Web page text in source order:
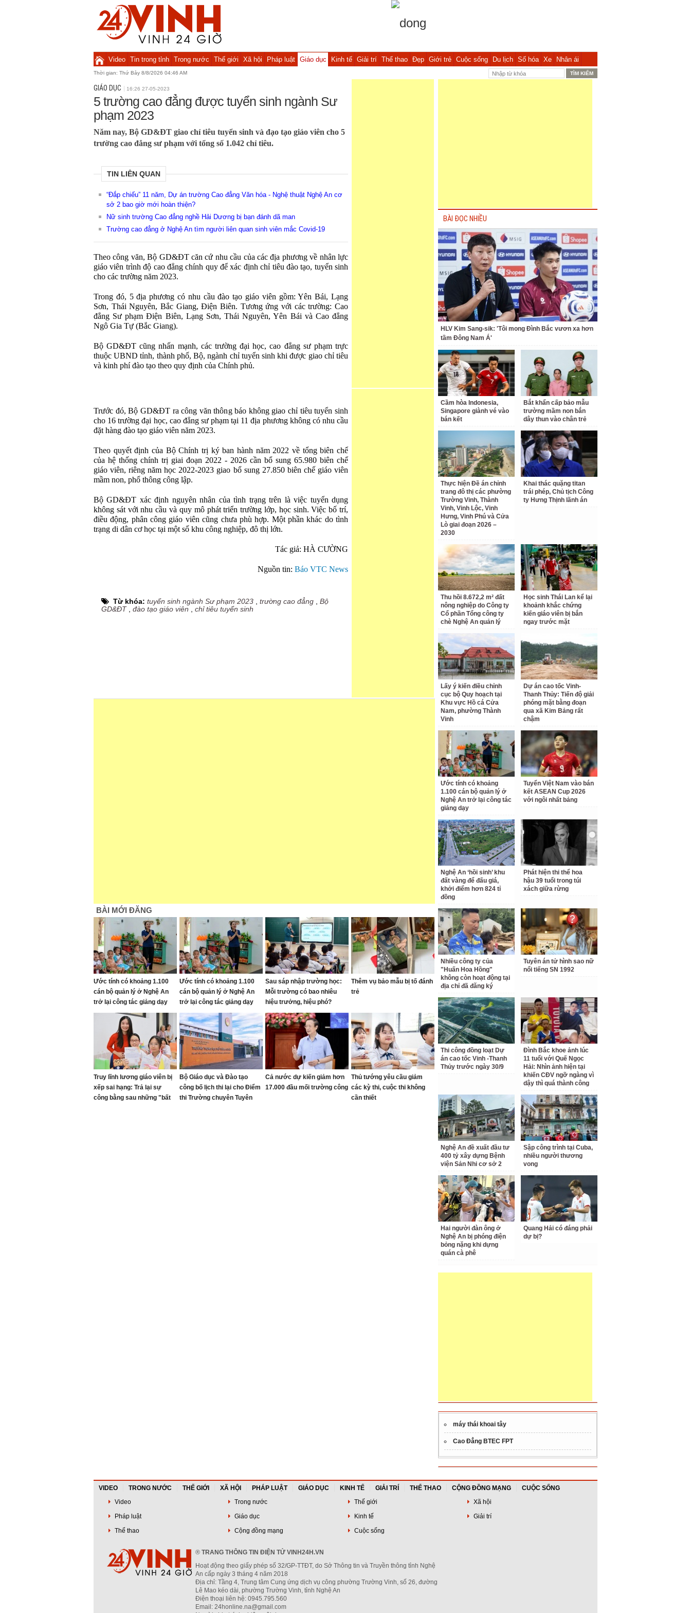
Video Tin trong tỉnh Trong nước Thế giới Xã hội Pháp luật Giáo dục Kinh tế Giải trí Thể thao Đẹp Giới trẻ Cuộc sống Du lịch Số hóa Xe Nhân ái
Thời gian: Thứ Bảy 8/8/2026 04:46 AM
GIÁO DỤC 16:26 27-05-2023
5 trường cao đẳng được tuyển sinh ngành Sư
phạm 2023
Năm nay, Bộ GD&ĐT giao chỉ tiêu tuyển sinh và đạo tạo giáo viên cho 5
trường cao đẳng sư phạm với tổng số 1.042 chỉ tiêu.
TIN LIÊN QUAN
“Đắp chiếu” 11 năm, Dự án trường Cao đẳng Văn hóa - Nghệ thuật Nghệ An cơ
sở 2 bao giờ mới hoàn thiện?
Nữ sinh trường Cao đẳng nghề Hải Dương bị bạn đánh dã man
Trường cao đẳng ở Nghệ An tìm người liên quan sinh viên mắc Covid-19
Theo công văn, Bộ GD&ĐT căn cứ nhu cầu của các địa phương về nhân lực
giáo viên trình độ cao đẳng chính quy để xác định chỉ tiêu đào tạo, tuyển sinh
cho các trường năm 2023.
Trong đó, 5 địa phương có nhu cầu đào tạo giáo viên gồm: Yên Bái, Lạng
Sơn, Thái Nguyên, Bắc Giang, Điện Biên. Tương ứng với các trường: Cao
đẳng Sư phạm Điện Biên, Lạng Sơn, Thái Nguyên, Yên Bái và Cao đẳng
Ngô Gia Tự (Bắc Giang).
Bộ GD&ĐT cũng nhấn mạnh, các trường đại học, cao đẳng sư phạm trực
thuộc UBND tỉnh, thành phố, Bộ, ngành chỉ tuyển sinh khi được giao chỉ tiêu
và kinh phí đào tạo theo quy định của Chính phủ.
Trước đó, Bộ GD&ĐT ra công văn thông báo không giao chỉ tiêu tuyển sinh
cho 16 trường đại học, cao đẳng sư phạm tại 11 địa phương không có nhu cầu
đặt hàng đào tạo giáo viên năm 2023.
Theo quyết định của Bộ Chính trị ký ban hành năm 2022 về tổng biên chế
của hệ thống chính trị giai đoạn 2022 - 2026 cần bổ sung 65.980 biên chế
giáo viên, riêng năm học 2022-2023 giao bổ sung 27.850 biên chế giáo viên
mầm non, phổ thông công lập.
Bộ GD&ĐT xác định nguyên nhân của tình trạng trên là việc tuyển dụng
không sát với nhu cầu và quy mô phát triển trường lớp, học sinh. Việc bố trí,
điều động, phân công giáo viên cũng chưa phù hợp. Một phần khác do tình
trạng di dân cơ học tại một số khu công nghiệp, đô thị lớn.
Tác giả: HÀ CƯỜNG
Nguồn tin: Báo VTC News
Từ khóa: tuyển sinh ngành Sư phạm 2023 trường cao đẳng
Bộ
GD&ĐT, đào tạo giáo viên chỉ tiêu tuyển sinh
BÀI MỚI ĐĂNG
Ước tính có khoảng 1.100
cán bộ quản lý ở Nghệ An
trở lại công tác giảng dạy
Ước tính có khoảng 1.100
cán bộ quản lý ở Nghệ An
trở lại công tác giảng dạy
Sau sáp nhập trường học:
Mỗi trường có bao nhiêu
hiệu trưởng, hiệu phó?
Thêm vụ bảo mẫu bị tố đánh
trẻ
Truy lĩnh lương giáo viên bị
xếp sai hạng: Trả lại sự
công bằng sau những "bất
Bộ Giáo dục và Đào tạo
công bố lịch thi lại cho Điểm
thi Trường chuyên Tuyên
Cả nước dự kiến giảm hơn
17.000 đầu mối trường công
Thủ tướng yêu cầu giảm
các kỳ thi, cuộc thi không
cần thiết
BÀI ĐỌC NHIỀU
HLV Kim Sang-sik: 'Tôi mong Đình Bắc vươn xa hơn
tầm Đông Nam Á'
Cầm hòa Indonesia,
Singapore giành vé vào
bán kết
Bắt khẩn cấp bảo mẫu
trường mầm non bắn
dây thun vào chân trẻ
Thực hiện Đề án chỉnh
trang đô thị các phường
Trường Vinh, Thành
Vinh, Vinh Lộc, Vinh
Hưng, Vinh Phú và Cửa
Lò giai đoạn 2026 –
2030
Khai thác quặng titan
trái phép, Chủ tịch Công
ty Hưng Thịnh lãnh án
Thu hồi 8.672,2 m² đất
nông nghiệp do Công ty
Cổ phần Tổng công ty
chè Nghệ An quản lý
Học sinh Thái Lan kể lại
khoảnh khắc chứng
kiến giáo viên bị bắn
ngay trước mặt
Lấy ý kiến điều chỉnh
cục bộ Quy hoạch tại
Khu vực Hồ cá Cửa
Nam, phường Thành
Vinh
Dự án cao tốc Vinh-
Thanh Thủy: Tiến độ giải
phóng mặt bằng đoạn
qua xã Kim Bảng rất
chậm
Ước tính có khoảng
1.100 cán bộ quản lý ở
Nghệ An trở lại công tác
giảng dạy
Tuyển Việt Nam vào bán
kết ASEAN Cup 2026
với ngôi nhất bảng
Nghệ An ‘hồi sinh’ khu
đất vàng để đấu giá,
khởi điểm hơn 824 tỉ
đồng
Phát hiện thi thể hoa
hậu 39 tuổi trong túi
xách giữa rừng
Nhiều công ty của
"Huấn Hoa Hồng"
không còn hoạt động tại
địa chỉ đã đăng ký
Tuyên án tử hình sao nữ
nổi tiếng SN 1992
Thi công đồng loạt Dự
án cao tốc Vinh -Thanh
Thủy trước ngày 30/9
Đình Bắc khoe ảnh lúc
11 tuổi với Quế Ngọc
Hải: Nhìn ảnh hiện tại
khiến CĐV ngỡ ngàng vì
dậy thì quá thành công
Nghệ An đề xuất đầu tư
400 tỷ xây dựng Bệnh
viện Sản Nhi cơ sở 2
Sập công trình tại Cuba,
nhiều người thương
vong
Hai người đàn ông ở
Nghệ An bị phóng điện
bỏng nặng khi dựng
quán cà phê
Quang Hải có đáng phải
dự bị?
máy thái khoai tây
Cao Đẳng BTEC FPT
VIDEO TRONG NƯỚC THẾ GIỚI XÃ HỘI PHÁP LUẬT GIÁO DỤC KINH TẾ GIẢI TRÍ THỂ THAO CỘNG ĐỒNG MẠNG
CUỘC SỐNG
Video
Trong nước Thế giới
Xã hội
Pháp luật
Giáo dục Kinh tế
Giải trí
Thể thao
Cộng đồng mạng Cuộc sống
® TRANG THÔNG TIN ĐIỆN TỬ VINH24H.VN
Hoạt động theo giấy phép số 32/GP-TTĐT, do Sở Thông tin và Truyền thông tỉnh Nghệ
An cấp ngày 3 tháng 4 năm 2018
Địa chỉ: Tầng 4, Trung tâm Cung ứng dịch vụ công phường Trường Vinh, số 26, đường
Lê Mao kéo dài, phường Trường Vinh, tỉnh Nghệ An
Điện thoại liên hệ: 0945.795.560
Email: 24honline.na@gmail.com